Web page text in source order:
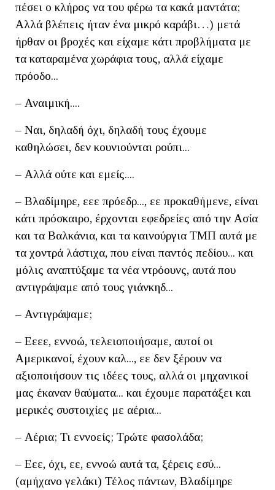
πέσει ο κλήρος να του φέρω τα κακά μαντάτα;
Αλλά βλέπεις ήταν ένα μικρό καράβι…) μετά
ήρθαν οι βροχές και είχαμε κάτι προβλήματα με
τα καταραμένα χωράφια τους, αλλά είχαμε
πρόοδο...
– Αναιμική....
– Ναι, δηλαδή όχι, δηλαδή τους έχουμε
καθηλώσει, δεν κουνιούνται ρούπι...
– Αλλά ούτε και εμείς....
– Βλαδίμηρε, εεε πρόεδρ..., εε προκαθήμενε, είναι
κάτι πρόσκαιρο, έρχονται εφεδρείες από την Ασία
και τα Βαλκάνια, και τα καινούργια ΤΜΠ αυτά με
τα χοντρά λάστιχα, που είναι παντός πεδίου... και
μόλις αναπτύξαμε τα νέα ντρόουνς, αυτά που
αντιγράψαμε από τους γιάνκηδ...
– Αντιγράψαμε;
– Εεεε, εννοώ, τελειοποιήσαμε, αυτοί οι
Αμερικανοί, έχουν καλ..., εε δεν ξέρουν να
αξιοποιήσουν τις ιδέες τους, αλλά οι μηχανικοί
μας έκαναν θαύματα... και έχουμε παρατάξει και
μερικές συστοιχίες με αέρια...
– Αέρια; Τι εννοείς; Τρώτε φασολάδα;
– Εεε, όχι, εε, εννοώ αυτά τα, ξέρεις εσύ...
(αμήχανο γελάκι) Τέλος πάντων, Βλαδίμηρε